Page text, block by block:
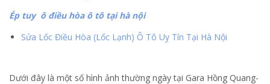
Ép tuy ô điều hòa ô tô tại hà nội
Sửa Lốc Điều Hòa (Lốc Lạnh) Ô Tô Uy Tín Tại Hà Nội
Dưới đây là một số hình ảnh thường ngày tại Gara Hồng Quang-